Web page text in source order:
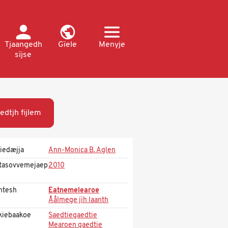
Tjaangedh
sïjse
Gïele Menyje
fijlem
Ann-Monica B. Aglen
2010
Eatnemelearoe
Åålmege jïh laanth
Saedtiegaedtie
Mearoen gaedtie